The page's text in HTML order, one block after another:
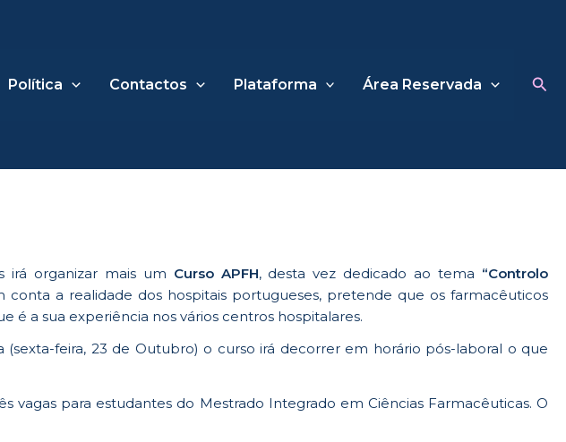
Política Contactos Plataforma Área Reservada
irá organizar mais um Curso APFH, desta vez dedicado ao tema “Controlo
a realidade dos hospitais portugueses, pretende que os farmacêuticos
a sua experiência nos vários centros hospitalares.
feira, 23 de Outubro) o curso irá decorrer em horário pós-laboral o que
vagas para estudantes do Mestrado Integrado em Ciências Farmacêuticas. O